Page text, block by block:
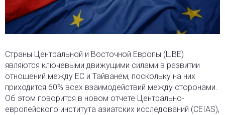
Страны Центральной и Восточной Европы (ЦВЕ)
являются ключевыми движущими силами в развитии
отношений между ЕС и Тайванем, поскольку на них
приходится 60% всех взаимодействий между сторонами.
Об этом говорится в новом отчете Центрально-
европейского института азиатских исследований (CEIAS),